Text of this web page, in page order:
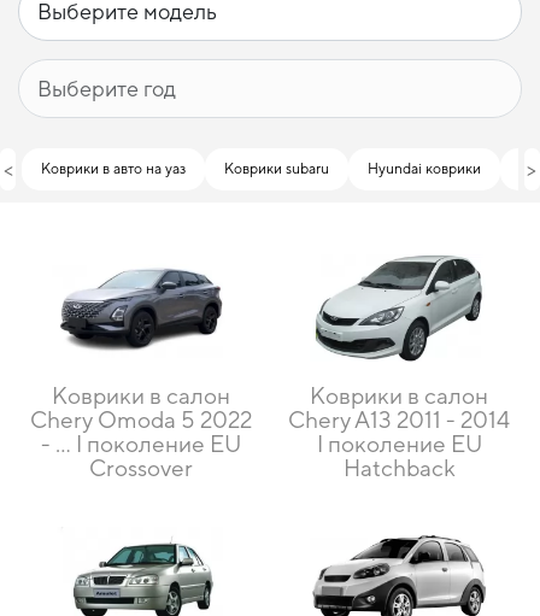
< Коврики в авто на уаз Коврики subaru Hyundai коврики >
Коврики в салон
Chery Omoda 5 2022
- … I поколение EU
Crossover
Коврики в салон
Chery A13 2011 - 2014
I поколение EU
Hatchback